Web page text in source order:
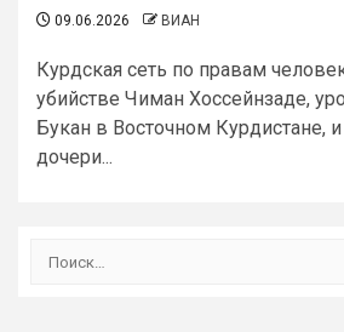
09.06.2026 ВИАН
Курдская сеть по правам
убийстве Чиман Хоссейнзаде,
Букан в Восточном Курдистане,
дочери...